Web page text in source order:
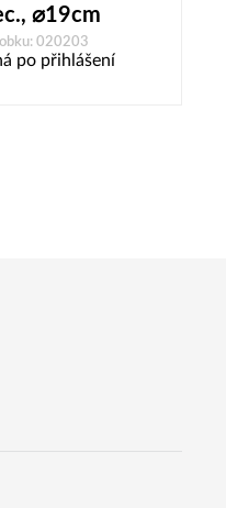
⌀19cm
020203
po přihlášení